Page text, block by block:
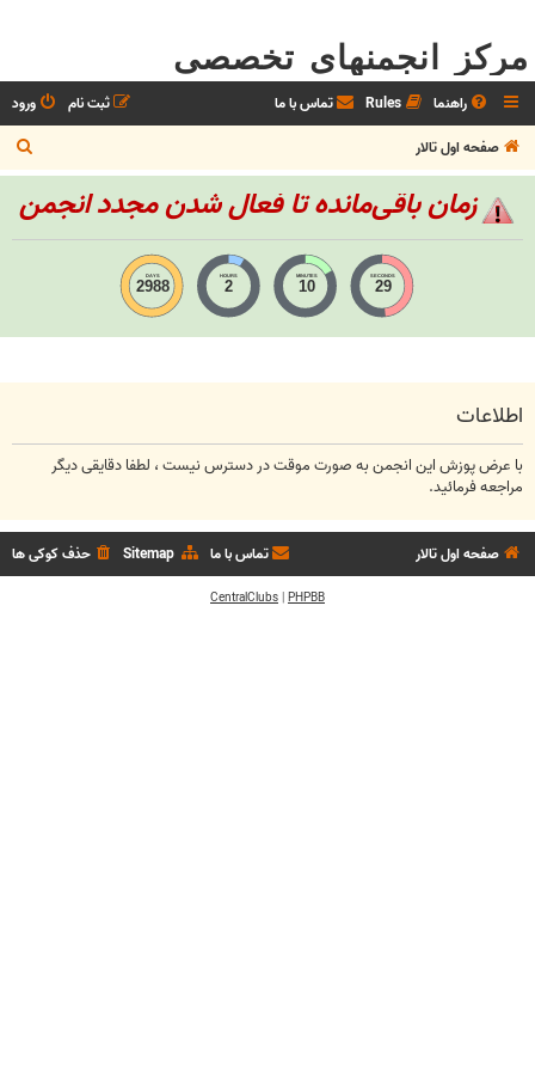
مرکز انجمنهای تخصصی
راهنما Rules تماس با ما ورود
ثبت نام
صفحه اول تالار
س
ج
زمان باقی‌مانده تا فعال شدن مجدد انجمن
DAYS
2988
HOURS
2
MINUTES
10
SECONDS
29
اطلاعات
با عرض پوزش این انجمن به صورت موقت در دسترس نیست ، لطفا دقایقی دیگر
مراجعه فرمائید.
صفحه اول تالار حذف کوکی ها Sitemap تماس با ما
PHPBB
|
CentralClubs